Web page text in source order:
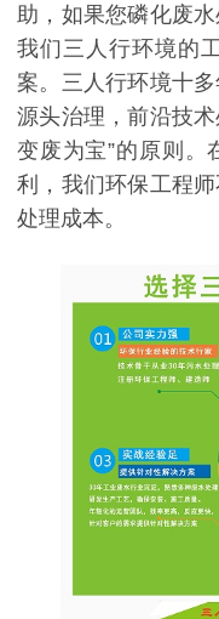
助，如果您磷化废
我们三人行环境的
案。三人行环境十
源头治理，前沿技术
变废为宝”的原则。
利，我们环保工程
处理成本。